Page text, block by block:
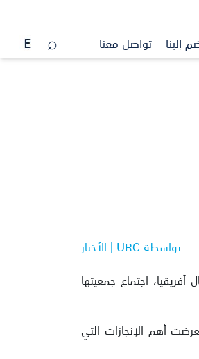
إلينا تواصل معنا
بواسطة URC | الأخبار
اجتماع جمعيتها
أهم الإنجازات التي